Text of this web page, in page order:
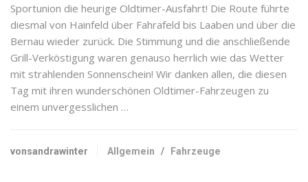
Sportunion die heurige Oldtimer-Ausfahrt! Die Route führte
diesmal von Hainfeld über Fahrafeld bis Laaben und über die
Bernau wieder zurück. Die Stimmung und die anschließende
Grill-Verköstigung waren genauso herrlich wie das Wetter
mit strahlenden Sonnenschein! Wir danken allen, die diesen
Tag mit ihren wunderschönen Oldtimer-Fahrzeugen zu
einem unvergesslichen …
vonsandrawinter Allgemein / Fahrzeuge